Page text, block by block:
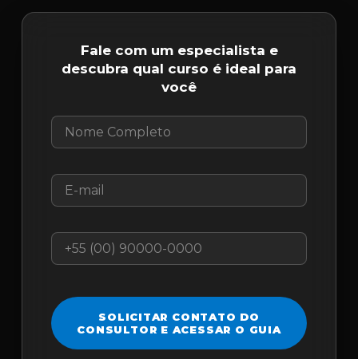
Fale com um especialista e
descubra qual curso é ideal para
você
SOLICITAR CONTATO DO
CONSULTOR E ACESSAR O GUIA